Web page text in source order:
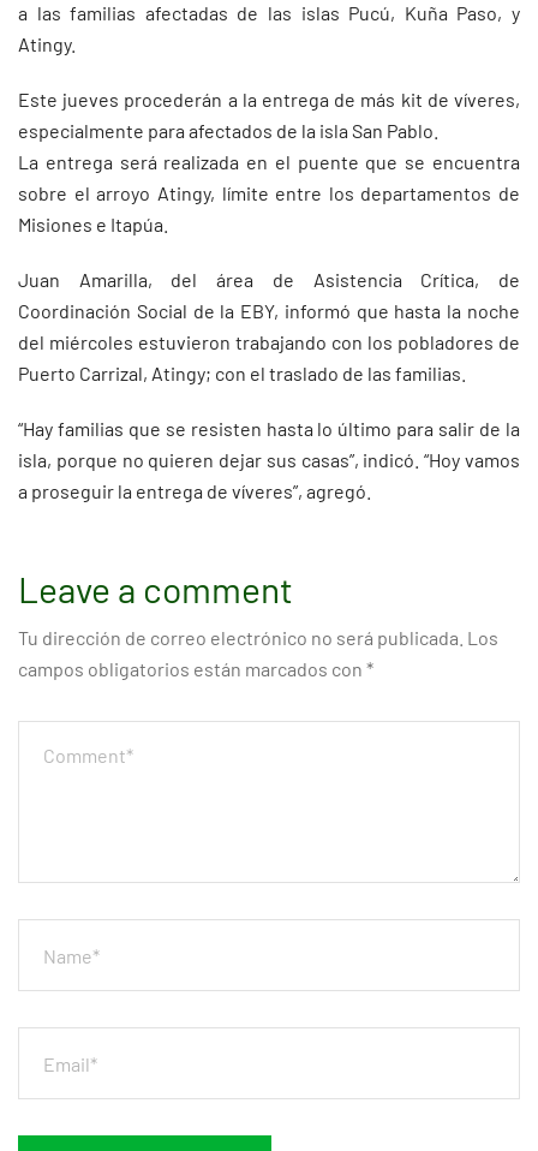
a las familias afectadas de las islas Pucú, Kuña Paso, y
Atingy.
Este jueves procederán a la entrega de más kit de víveres,
especialmente para afectados de la isla San Pablo.
La entrega será realizada en el puente que se encuentra
sobre el arroyo Atingy, límite entre los departamentos de
Misiones e Itapúa.
Juan Amarilla, del área de Asistencia Crítica, de
Coordinación Social de la EBY, informó que hasta la noche
del miércoles estuvieron trabajando con los pobladores de
Puerto Carrizal, Atingy; con el traslado de las familias.
“Hay familias que se resisten hasta lo último para salir de la
isla, porque no quieren dejar sus casas”, indicó. “Hoy vamos
a proseguir la entrega de víveres”, agregó.
Leave a comment
Tu dirección de correo electrónico no será publicada. Los
campos obligatorios están marcados con *